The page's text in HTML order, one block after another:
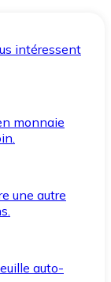
intéressent
monnaie
une autre
auto-